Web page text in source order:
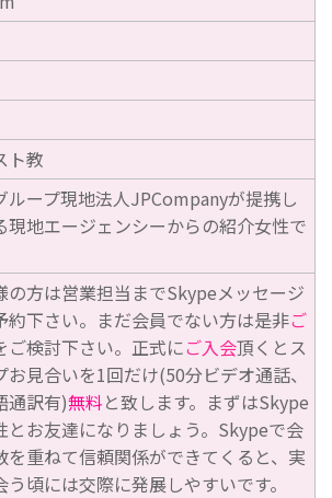
ト教
ループ現地法人JPCompanyが提携し
現地エージェンシーからの紹介女性で
の方は営業担当までSkypeメッセージ
約下さい。まだ会員でない方は是非ご
ご検討下さい。正式にご入会頂くとス
お見合いを1回だけ(50分ビデオ通話、
通訳有)無料と致します。まずはSkype
とお友達になりましょう。Skypeで会
を重ねて信頼関係ができてくると、実
う頃には交際に発展しやすいです。